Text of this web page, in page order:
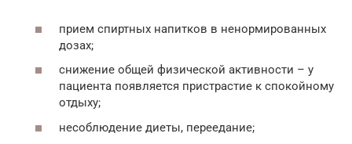
прием спиртных напитков в ненормированных
дозах;
снижение общей физической активности – у
пациента появляется пристрастие к спокойному
отдыху;
несоблюдение диеты, переедание;